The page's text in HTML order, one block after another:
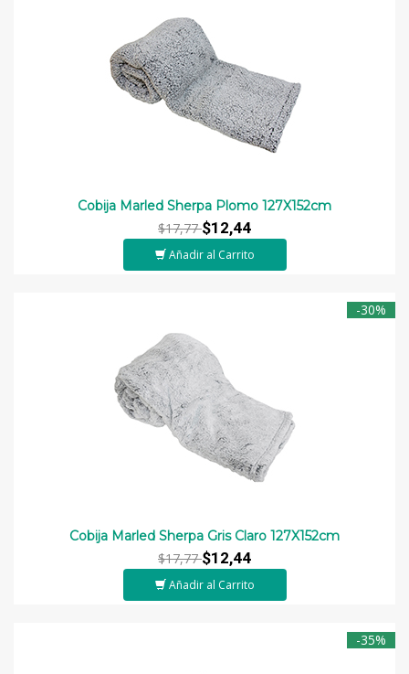
Cobija Marled Sherpa Plomo 127X152cm
$17,77$12,44
Añadir al Carrito
-30%
Cobija Marled Sherpa Gris Claro 127X152cm
$17,77$12,44
Añadir al Carrito
-35%